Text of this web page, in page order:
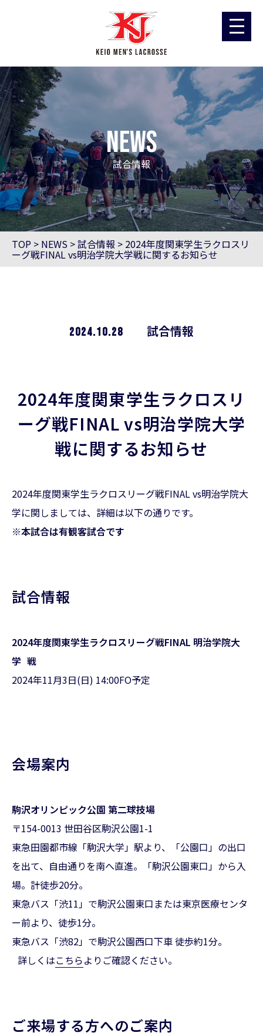
news
試合情報
TOP > NEWS >試合情報 > 2024年度関東学生ラクロスリ
ーグ戦FINAL vs明治学院大学戦に関するお知らせ
2024.10.28 試合情報
2024年度関東学生ラクロスリ
ーグ戦FINAL vs明治学院大学
戦に関するお知らせ
2024年度関東学生ラクロスリーグ戦FINAL vs明治学院大
学に関しましては、詳細は以下の通りです。
※本試合は有観客試合です
試合情報
2024年度関東学生ラクロスリーグ戦FINAL 明治学院大
学 戦
2024年11月3日(日) 14:00FO予定
会場案内
駒沢オリンピック公園 第二球技場
〒154-0013 世田谷区駒沢公園1-1
東急田園都市線「駒沢大学」駅より、「公園口」の出口
を出て、自由通りを南へ直進。「駒沢公園東口」から入
場。計徒歩20分。
東急バス「渋11」で駒沢公園東口または東京医療センタ
ー前より、徒歩1分。
東急バス「渋82」で駒沢公園西口下車 徒歩約1分。
詳しくはこちらよりご確認ください。
ご来場する方へのご案内